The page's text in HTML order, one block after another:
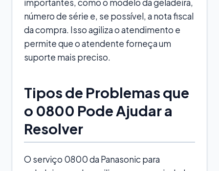
importantes, como o modelo da geladeira,
número de série e, se possível, a nota fiscal
da compra. Isso agiliza o atendimento e
permite que o atendente forneça um
suporte mais preciso.
Tipos de Problemas que
o 0800 Pode Ajudar a
Resolver
O serviço 0800 da Panasonic para